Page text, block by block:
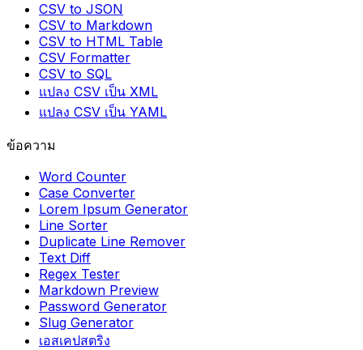
CSV to JSON
CSV to Markdown
CSV to HTML Table
CSV Formatter
CSV to SQL
แปลง CSV เป็น XML
แปลง CSV เป็น YAML
ข้อความ
Word Counter
Case Converter
Lorem Ipsum Generator
Line Sorter
Duplicate Line Remover
Text Diff
Regex Tester
Markdown Preview
Password Generator
Slug Generator
เอสเคปสตริง